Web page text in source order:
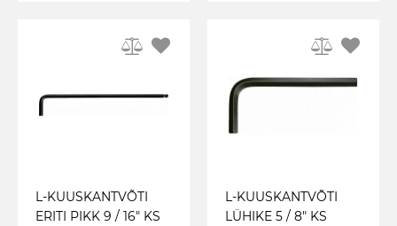
L-KUUSKANTVÕTI
ERITI PIKK 9 / 16" KS
L-KUUSKANTVÕTI
LÜHIKE 5 / 8" KS